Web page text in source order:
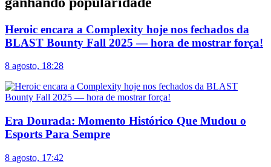
Heroic encara a Complexity hoje nos fechados da
BLAST Bounty Fall 2025 — hora de mostrar força!
8 agosto, 18:28
Era Dourada: Momento Histórico Que Mudou o
Esports Para Sempre
8 agosto, 17:42